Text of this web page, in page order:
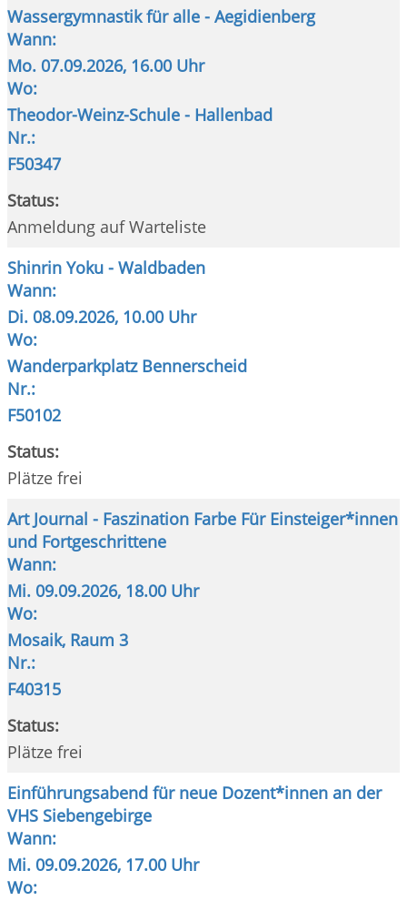
Wassergymnastik für alle - Aegidienberg
Wann:
Mo. 07.09.2026, 16.00 Uhr
Wo:
Theodor-Weinz-Schule - Hallenbad
Nr.:
F50347
Status:
Anmeldung auf Warteliste
Shinrin Yoku - Waldbaden
Wann:
Di. 08.09.2026, 10.00 Uhr
Wo:
Wanderparkplatz Bennerscheid
Nr.:
F50102
Status:
Plätze frei
Art Journal - Faszination Farbe Für Einsteiger*innen
und Fortgeschrittene
Wann:
Mi. 09.09.2026, 18.00 Uhr
Wo:
Mosaik, Raum 3
Nr.:
F40315
Status:
Plätze frei
Einführungsabend für neue Dozent*innen an der
VHS Siebengebirge
Wann:
Mi. 09.09.2026, 17.00 Uhr
Wo: